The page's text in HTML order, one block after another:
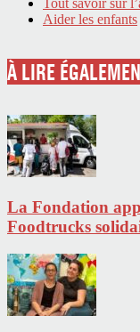
Tout savoir sur
Aider les enfants
À LIRE
La Fondation
Foodtrucks